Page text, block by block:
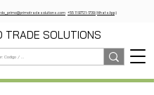
+55 11 97721-1739 (WhatsApp)
TRADE SOLUTIONS